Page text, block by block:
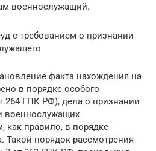
военнослужащий.
с требованием о признании
факта нахождения на
в порядке особого
ГПК РФ), дела о признании
военнослужащих
как правило, в порядке
Такой порядок рассмотрения